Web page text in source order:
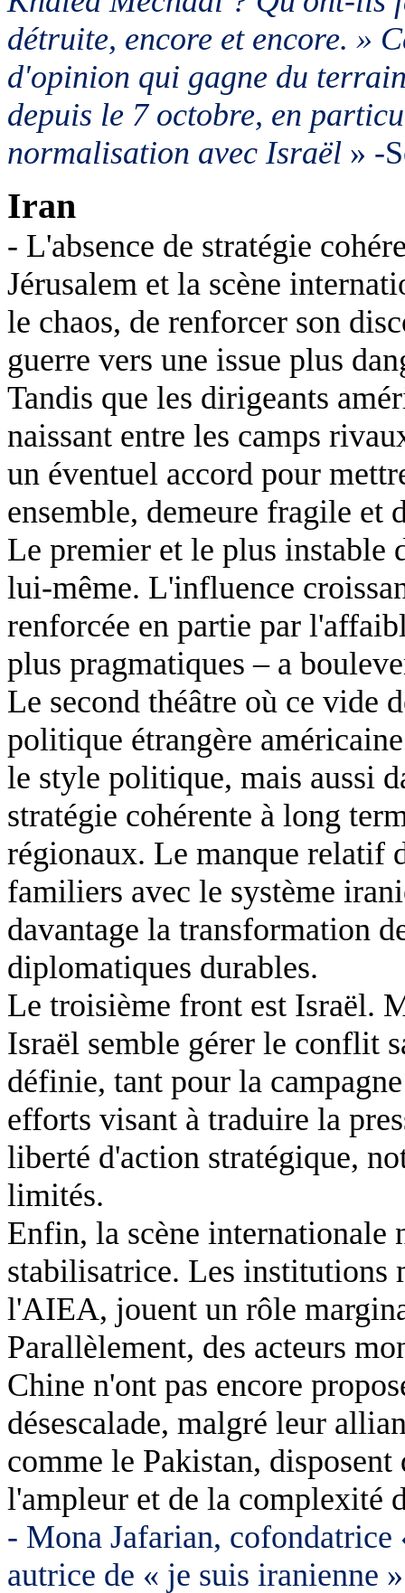
détruite, encore et encore. »
d'opinion qui gagne du
depuis le 7 octobre, en
normalisation avec Israël » -
Iran
- L'absence de stratégie
Jérusalem et la scène
le chaos, de renforcer son
guerre vers une issue plus
Tandis que les dirigeants
naissant entre les camps
un éventuel accord pour
ensemble, demeure fragile et
Le premier et le plus instable
lui-même. L'influence
renforcée en partie par
plus pragmatiques – a
Le second théâtre où ce vide
politique étrangère
le style politique, mais aussi
stratégie cohérente à long
régionaux. Le manque relatif
familiers avec le système
davantage la transformation
diplomatiques durables.
Le troisième front est Israël.
Israël semble gérer le conflit
définie, tant pour la
efforts visant à traduire la
liberté d'action stratégique,
limités.
Enfin, la scène internationale
stabilisatrice. Les
l'AIEA, jouent un rôle
Parallèlement, des acteurs
Chine n'ont pas encore
désescalade, malgré leur
comme le Pakistan,
l'ampleur et de la complexité
- Mona Jafarian, cofondatrice
autrice de « je suis iranienne